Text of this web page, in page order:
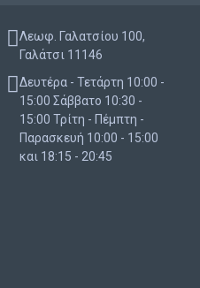
Λεωφ. Γαλατσίου 100,
Γαλάτσι 11146
Δευτέρα - Τετάρτη 10:00 -
15:00 Σάββατο 10:30 -
15:00 Τρίτη - Πέμπτη -
Παρασκευή 10:00 - 15:00
και 18:15 - 20:45